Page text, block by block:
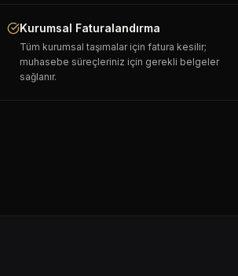
Kurumsal Faturalandırma
Tüm kurumsal taşımalar için fatura kesilir;
muhasebe süreçleriniz için gerekli belgeler
sağlanır.